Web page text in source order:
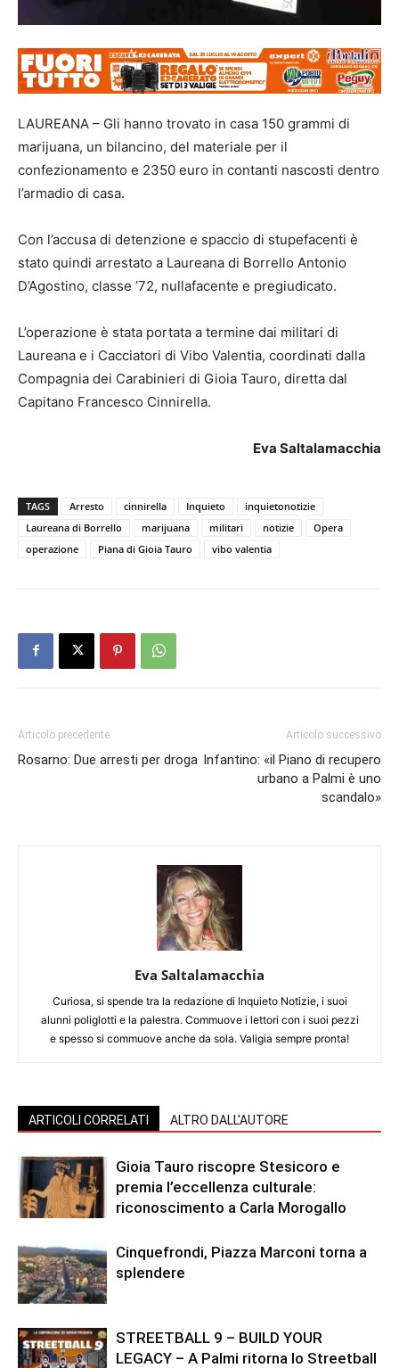
LAUREANA – Gli hanno trovato in casa 150 grammi di
marijuana, un bilancino, del materiale per il
confezionamento e 2350 euro in contanti nascosti dentro
l’armadio di casa.
Con l’accusa di detenzione e spaccio di stupefacenti è
stato quindi arrestato a Laureana di Borrello Antonio
D’Agostino, classe ’72, nullafacente e pregiudicato.
L’operazione è stata portata a termine dai militari di
Laureana e i Cacciatori di Vibo Valentia, coordinati dalla
Compagnia dei Carabinieri di Gioia Tauro, diretta dal
Capitano Francesco Cinnirella.
Eva Saltalamacchia
TAGS Arresto cinnirella Inquieto
inquietonotizie
Laureana di Borrello
marijuana militari notizie
Opera
operazione
Piana di Gioia Tauro vibo valentia
Articolo precedente
Rosarno: Due arresti per droga
Articolo successivo
Infantino: «il Piano di recupero
urbano a Palmi è uno
scandalo»
Eva Saltalamacchia
Curiosa, si spende tra la redazione di Inquieto Notizie, i suoi
alunni poliglotti e la palestra. Commuove i lettori con i suoi pezzi
e spesso si commuove anche da sola. Valigia sempre pronta!
ARTICOLI CORRELATI ALTRO DALL'AUTORE
Gioia Tauro riscopre Stesicoro e
premia l’eccellenza culturale:
riconoscimento a Carla Morogallo
Cinquefrondi, Piazza Marconi torna a
splendere
STREETBALL 9 – BUILD YOUR
LEGACY – A Palmi ritorna lo Streetball